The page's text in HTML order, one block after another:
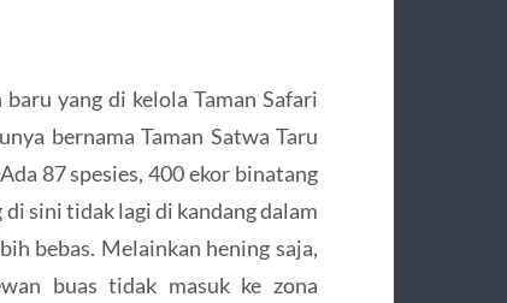
yang di kelola Taman Safari
bernama Taman Satwa Taru
87 spesies, 400 ekor binatang
sini tidak lagi di kandang dalam
bebas. Melainkan hening saja,
buas tidak masuk ke zona